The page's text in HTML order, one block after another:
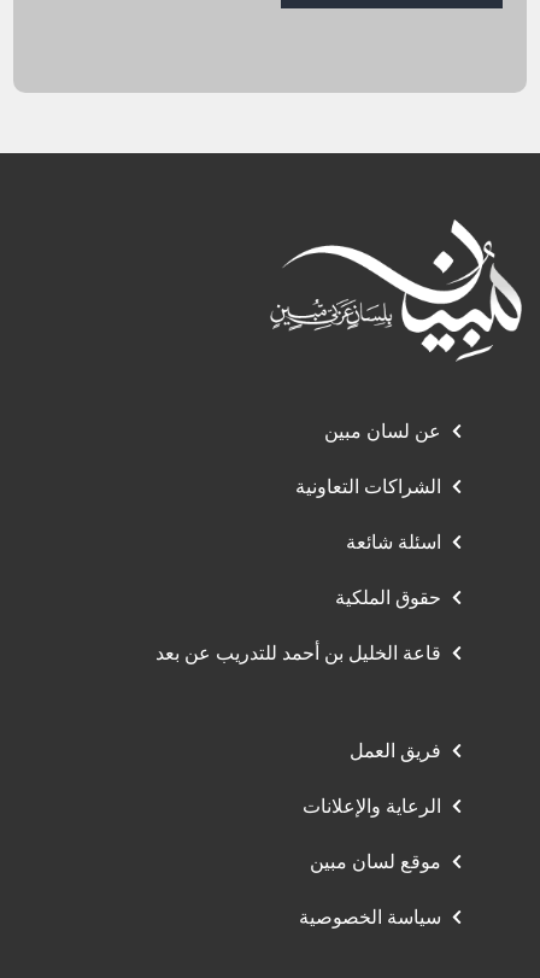
عن لسان مبين
الشراكات التعاونية
اسئلة شائعة
حقوق الملكية
قاعة الخليل بن أحمد للتدريب عن بعد
فريق العمل
الرعاية والإعلانات
موقع لسان مبين
سياسة الخصوصية